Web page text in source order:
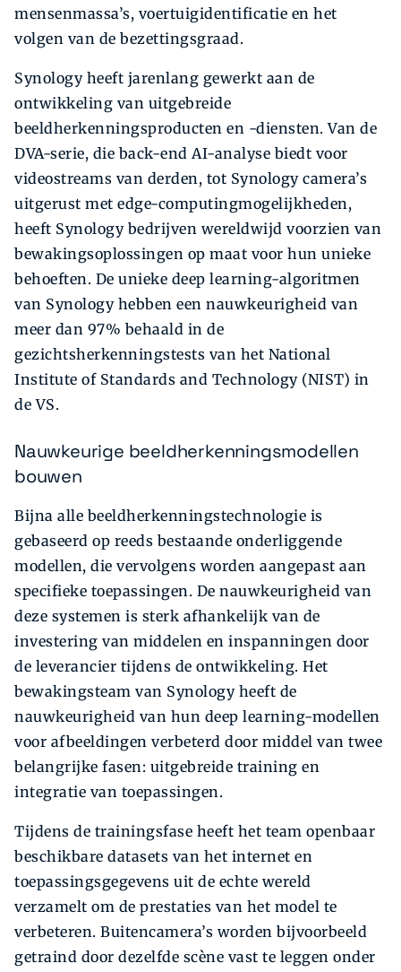
mensenmassa’s, voertuigidentificatie en het
volgen van de bezettingsgraad.
Synology heeft jarenlang gewerkt aan de
ontwikkeling van uitgebreide
beeldherkenningsproducten en -diensten. Van de
DVA-serie, die back-end AI-analyse biedt voor
videostreams van derden, tot Synology camera’s
uitgerust met edge-computingmogelijkheden,
heeft Synology bedrijven wereldwijd voorzien van
bewakingsoplossingen op maat voor hun unieke
behoeften. De unieke deep learning-algoritmen
van Synology hebben een nauwkeurigheid van
meer dan 97% behaald in de
gezichtsherkenningstests van het National
Institute of Standards and Technology (NIST) in
de VS.
Nauwkeurige beeldherkenningsmodellen
bouwen
Bijna alle beeldherkenningstechnologie is
gebaseerd op reeds bestaande onderliggende
modellen, die vervolgens worden aangepast aan
specifieke toepassingen. De nauwkeurigheid van
deze systemen is sterk afhankelijk van de
investering van middelen en inspanningen door
de leverancier tijdens de ontwikkeling. Het
bewakingsteam van Synology heeft de
nauwkeurigheid van hun deep learning-modellen
voor afbeeldingen verbeterd door middel van twee
belangrijke fasen: uitgebreide training en
integratie van toepassingen.
Tijdens de trainingsfase heeft het team openbaar
beschikbare datasets van het internet en
toepassingsgegevens uit de echte wereld
verzamelt om de prestaties van het model te
verbeteren. Buitencamera’s worden bijvoorbeeld
getraind door dezelfde scène vast te leggen onder